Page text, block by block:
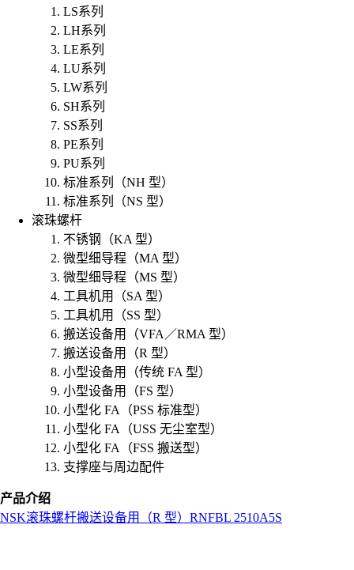
LS系列
LH系列
LE系列
LU系列
LW系列
SH系列
SS系列
PE系列
PU系列
标准系列（NH 型）
标准系列（NS 型）
滚珠螺杆
不锈钢（KA 型）
微型细导程（MA 型）
微型细导程（MS 型）
工具机用（SA 型）
工具机用（SS 型）
搬送设备用（VFA／RMA 型）
搬送设备用（R 型）
小型设备用（传统 FA 型）
小型设备用（FS 型）
小型化 FA（PSS 标准型）
小型化 FA（USS 无尘室型）
小型化 FA（FSS 搬送型）
支撑座与周边配件
产品介绍
NSK滚珠螺杆搬送设备用（R 型） RNFBL 2510A5S